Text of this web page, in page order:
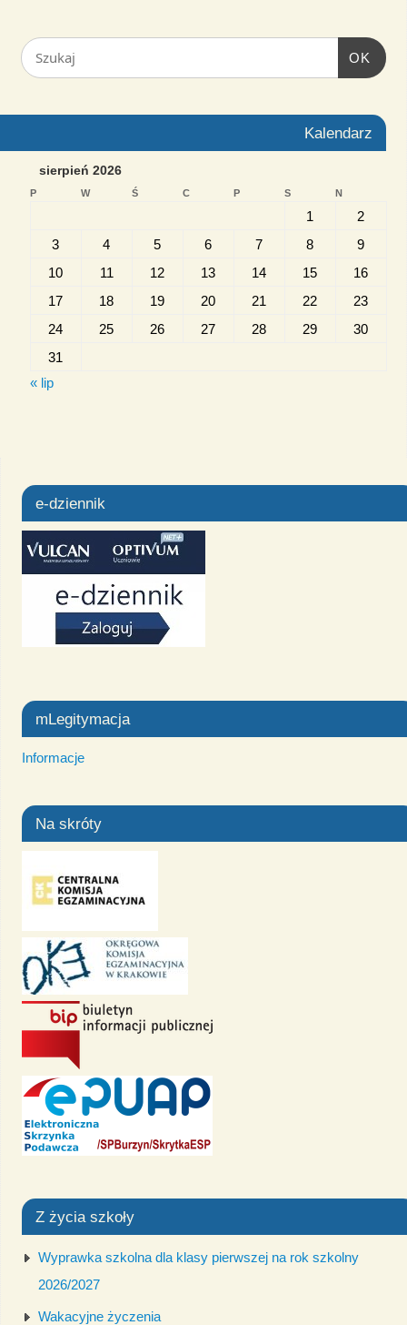
OK
Kalendarz
sierpień 2026
P W Ś C P S N
1
2
3
4 5 6 7 8
9
10
11 12 13 14 15
16
17
18 19 20 21 22
23
24
25 26 27 28 29
30
31
« lip
e-dziennik
mLegitymacja
Informacje
Na skróty
Z życia szkoły
Wyprawka szkolna dla klasy pierwszej na rok szkolny
2026/2027
Wakacyjne życzenia